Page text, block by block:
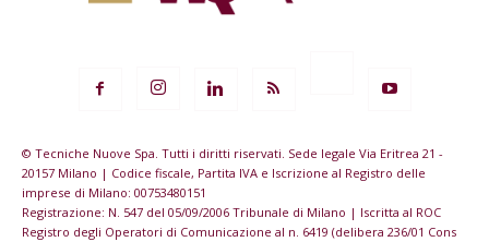
© Tecniche Nuove Spa. Tutti i diritti riservati. Sede legale Via Eritrea 21 -
20157 Milano | Codice fiscale, Partita IVA e Iscrizione al Registro delle
imprese di Milano: 00753480151
Registrazione: N. 547 del 05/09/2006 Tribunale di Milano | Iscritta al ROC
Registro degli Operatori di Comunicazione al n. 6419 (delibera 236/01 Cons